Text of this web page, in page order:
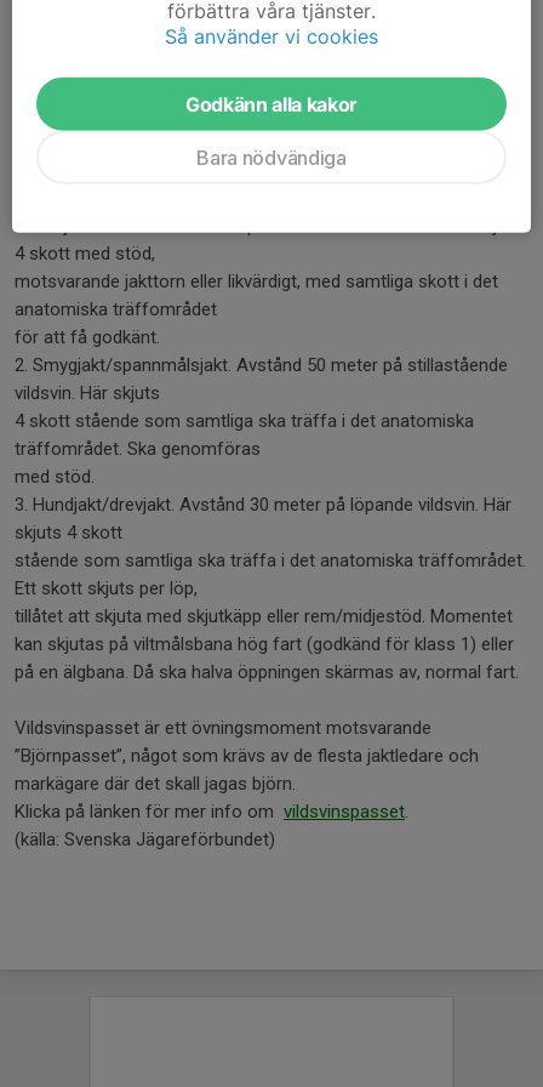
en årsgris, med utritat
anatomiskt träffområde. Vapnet ska vara klass 1. Skjutledaren
träningsskytte” för godkänt pass.
4 skott med stöd,
motsvarande jakttorn eller likvärdigt, med samtliga skott i det
anatomiska träffområdet
för att få godkänt.
2. Smygjakt/spannmålsjakt. Avstånd 50 meter på stillastående
vildsvin. Här skjuts
4 skott stående som samtliga ska träffa i det anatomiska
träffområdet. Ska genomföras
med stöd.
3. Hundjakt/drevjakt. Avstånd 30 meter på löpande vildsvin. Här
skjuts 4 skott
stående som samtliga ska träffa i det anatomiska träffområdet.
Ett skott skjuts per löp,
tillåtet att skjuta med skjutkäpp eller rem/midjestöd. Momentet
kan skjutas på viltmålsbana hög fart (godkänd för klass 1) eller
på en älgbana. Då ska halva öppningen skärmas av, normal fart.
Vildsvinspasset är ett övningsmoment motsvarande
”Björnpasset”, något som krävs av de flesta jaktledare och
markägare där det skall jagas björn.
Klicka på länken för mer info om vildsvinspasset.
(källa: Svenska Jägareförbundet)
förbättra våra tjänster.
Så använder vi cookies
Godkänn alla kakor
Bara nödvändiga